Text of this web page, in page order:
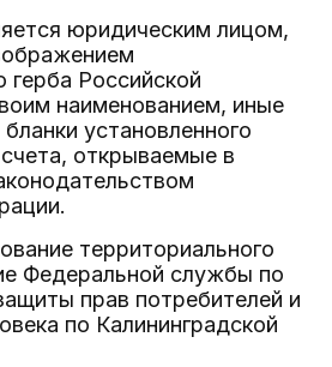
юридическим лицом,
герба Российской
наименованием, иные
установленного
открываемые в
территориального
Федеральной службы по
прав потребителей и
по Калининградской